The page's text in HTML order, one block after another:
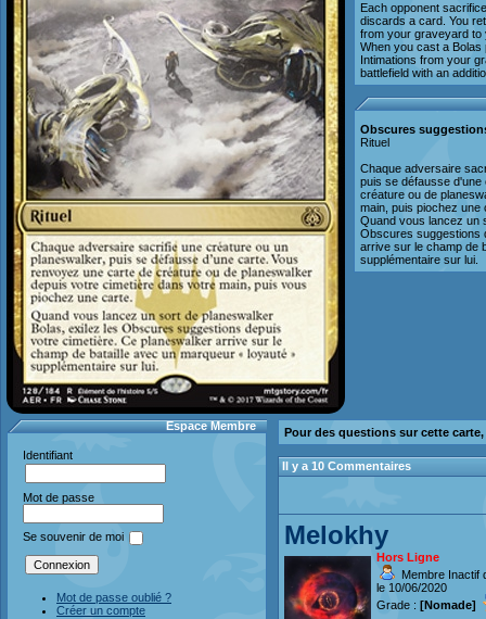
Each opponent
discards a card. You
from your graveyard to
When you cast a
Intimations from your
battlefield with an
Obscures
Rituel
Chaque adversaire
puis se défausse
créature ou de
main, puis piochez une
Quand vous lancez un
Obscures suggestions
arrive sur le champ de
supplémentaire sur lui.
Espace Membre
Identifiant
Mot de passe
Se souvenir de moi
Mot de passe oublié ?
Créer un compte
Pour des questions sur cette
Il y a 10 Commentaires
Melokhy
Hors Ligne
Membre Inactif
le 10/06/2020
Grade : [Nomade]